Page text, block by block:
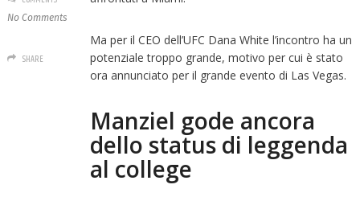
Ma per il CEO dell’UFC Dana White l’incontro ha un
potenziale troppo grande, motivo per cui è stato
ora annunciato per il grande evento di Las Vegas.
Manziel gode ancora
dello status di leggenda
al college
No Comments
SHARE